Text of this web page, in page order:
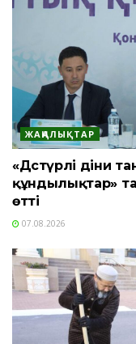
ЖАҢАЛЫҚТАР
«Дәстүрлі діни
құндылықтар»
өтті
07.08.2026